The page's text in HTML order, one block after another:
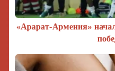
«Арарат‑Армения»